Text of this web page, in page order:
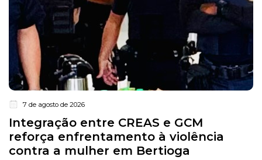
7 de agosto de 2026
Integração entre CREAS e GCM
reforça enfrentamento à violência
contra a mulher em Bertioga